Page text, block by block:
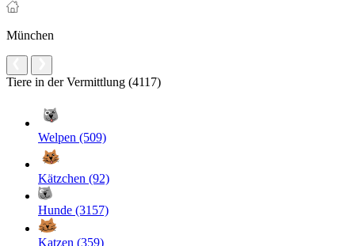
München
Tiere in der Vermittlung (4117)
Welpen (509)
Kätzchen (92)
Hunde (3157)
Katzen (359)